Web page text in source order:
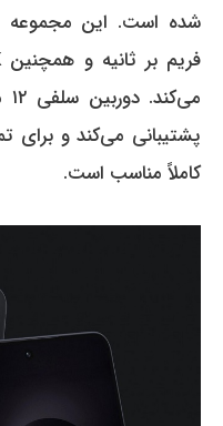
پشتیبانی می‌کند و
کاملاً مناسب است.